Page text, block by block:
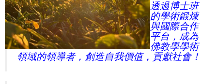
透過博士班
的學術鍛煉
與國際合作
平台，成為
佛教學學術
領域的領導者，創造自我價值，貢獻社會！